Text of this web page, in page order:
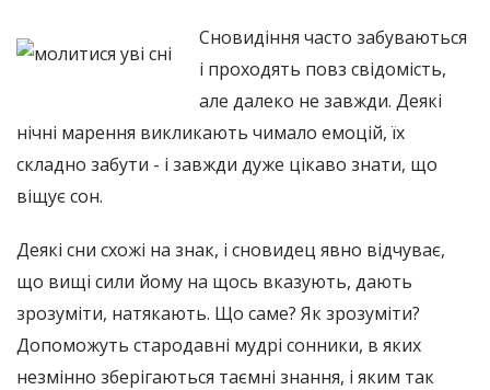
Сновидіння часто забуваються
і проходять повз свідомість,
але далеко не завжди. Деякі
нічні марення викликають чимало емоцій, їх
складно забути - і завжди дуже цікаво знати, що
віщує сон.
Деякі сни схожі на знак, і сновидец явно відчуває,
що вищі сили йому на щось вказують, дають
зрозуміти, натякають. Що саме? Як зрозуміти?
Допоможуть стародавні мудрі сонники, в яких
незмінно зберігаються таємні знання, і яким так